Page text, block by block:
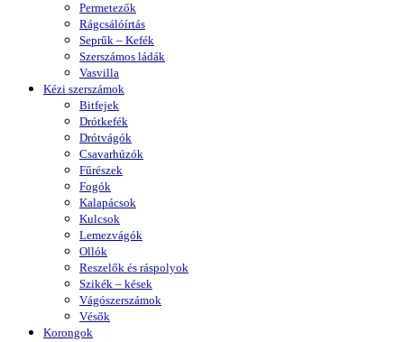
Permetezők
Rágcsálóírtás
Seprűk – Kefék
Szerszámos ládák
Vasvilla
Kézi szerszámok
Bitfejek
Drótkefék
Drótvágók
Csavarhúzók
Fűrészek
Fogók
Kalapácsok
Kulcsok
Lemezvágók
Ollók
Reszelők és ráspolyok
Szikék – kések
Vágószerszámok
Vésők
Korongok